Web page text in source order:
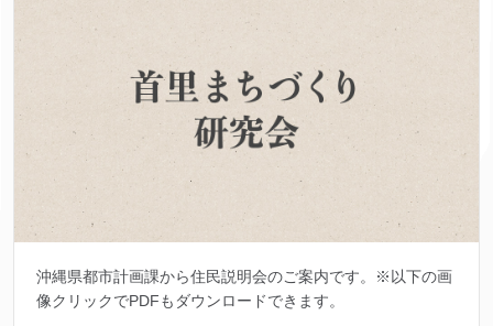
沖縄県都市計画課から住民説明会のご案内です。※以下の画
像クリックでPDFもダウンロードできます。